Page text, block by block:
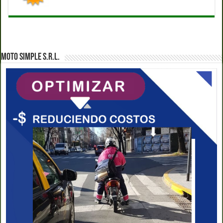
MOTO SIMPLE S.R.L.